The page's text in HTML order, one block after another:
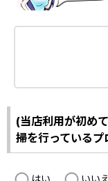
(当店利用が初め
掃を行っているプ